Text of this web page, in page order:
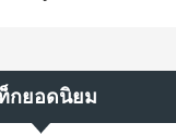
กยอดนิยม